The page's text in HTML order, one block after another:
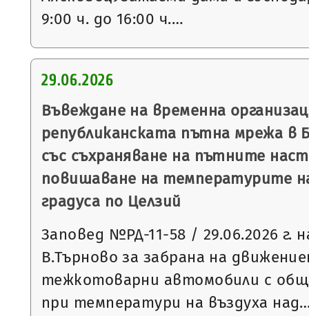
9:00 ч. до 16:00 ч.…
29.06.2026
Въвеждане на временна
републиканската пътна мрежа в
със съхраняване на пътните
повишаване на температурите
градуса по Целзий
Заповед №РД-11-58 / 29.06.2026 г.
В.Търново за забрана на
тежкотоварни автомобили с
при температури на въздуха